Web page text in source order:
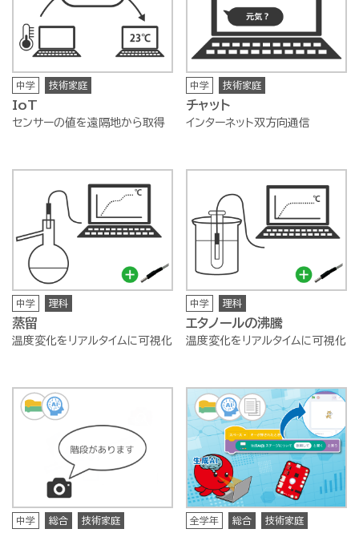
中学 技術家庭
IoT
センサーの値を遠隔地から取得
中学 技術家庭
チャット
インターネット双方向通信
中学 理科
蒸留
温度変化をリアルタイムに可視化
中学 理科
エタノールの沸騰
温度変化をリアルタイムに可視化
中学 総合 技術家庭 全学年 総合 技術家庭